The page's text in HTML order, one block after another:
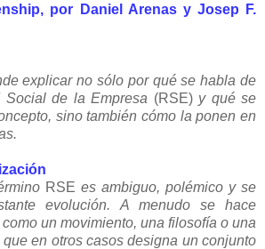
por
Daniel Arenas y Josep F.
explicar no sólo por qué se habla de
Social de la Empresa (RSE) y qué se
sino también cómo la ponen en
RSE es ambiguo, polémico y se
evolución. A menudo se hace
como un movimiento, una filosofía o una
en otros casos designa un conjunto